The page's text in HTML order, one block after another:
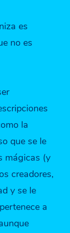
es
no es
la
que se le
mágicas (y
creadores,
y se le
a